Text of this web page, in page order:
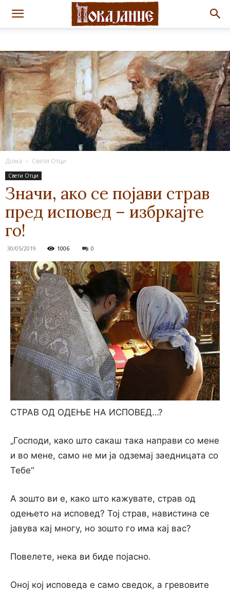
Дома Свети Отци
Свети Отци
Значи, ако се појави страв
пред исповед – избркајте
го!
30/05/2019 1006 0
СТРАВ ОД ОДЕЊЕ НА ИСПОВЕД…?
„Господи, како што сакаш така направи со мене
и во мене, само не ми ја одземај заедницата со
Тебе“
А зошто ви е, како што кажувате, страв од
одењето на исповед? Тој страв, навистина се
јавува кај многу, но зошто го има кај вас?
Повелете, нека ви биде појасно.
Оној кој исповеда е само сведок, а гревовите